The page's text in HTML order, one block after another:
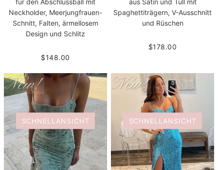
Neckholder, Meerjungfrauen-
Schnitt, Falten, ärmellosem
Design und Schlitz
$148.00
Spaghettiträgern, V-Ausschnitt
und Rüschen
$178.00
SCHNELLANSICHT SCHNELLANSICHT